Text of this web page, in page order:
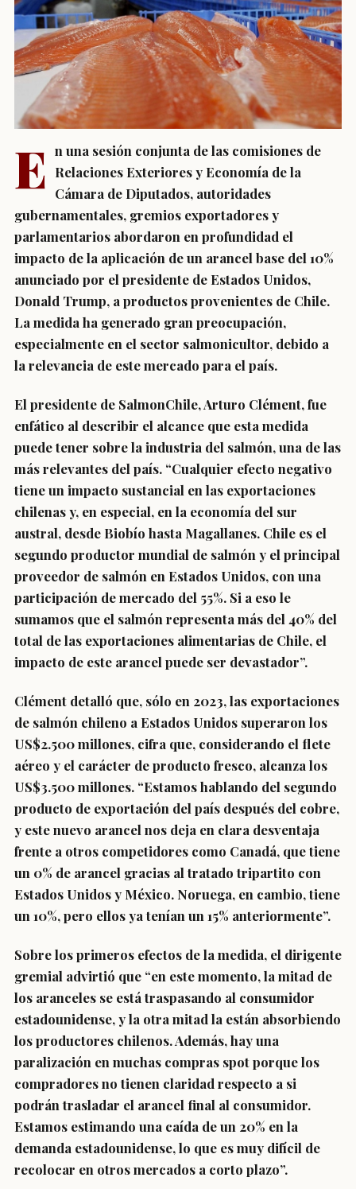
E n una sesión conjunta de las comisiones de
Relaciones Exteriores y Economía de la
Cámara de Diputados, autoridades
gubernamentales, gremios exportadores y
parlamentarios abordaron en profundidad el
impacto de la aplicación de un arancel base del 10%
anunciado por el presidente de Estados Unidos,
Donald Trump, a productos provenientes de Chile.
La medida ha generado gran preocupación,
especialmente en el sector salmonicultor, debido a
la relevancia de este mercado para el país.
El presidente de SalmonChile, Arturo Clément, fue
enfático al describir el alcance que esta medida
puede tener sobre la industria del salmón, una de las
más relevantes del país. “Cualquier efecto negativo
tiene un impacto sustancial en las exportaciones
chilenas y, en especial, en la economía del sur
austral, desde Biobío hasta Magallanes. Chile es el
segundo productor mundial de salmón y el principal
proveedor de salmón en Estados Unidos, con una
participación de mercado del 55%. Si a eso le
sumamos que el salmón representa más del 40% del
total de las exportaciones alimentarias de Chile, el
impacto de este arancel puede ser devastador”.
Clément detalló que, sólo en 2023, las exportaciones
de salmón chileno a Estados Unidos superaron los
US$2.500 millones, cifra que, considerando el flete
aéreo y el carácter de producto fresco, alcanza los
US$3.500 millones. “Estamos hablando del segundo
producto de exportación del país después del cobre,
y este nuevo arancel nos deja en clara desventaja
frente a otros competidores como Canadá, que tiene
un 0% de arancel gracias al tratado tripartito con
Estados Unidos y México. Noruega, en cambio, tiene
un 10%, pero ellos ya tenían un 15% anteriormente”.
Sobre los primeros efectos de la medida, el dirigente
gremial advirtió que “en este momento, la mitad de
los aranceles se está traspasando al consumidor
estadounidense, y la otra mitad la están absorbiendo
los productores chilenos. Además, hay una
paralización en muchas compras spot porque los
compradores no tienen claridad respecto a si
podrán trasladar el arancel final al consumidor.
Estamos estimando una caída de un 20% en la
demanda estadounidense, lo que es muy difícil de
recolocar en otros mercados a corto plazo”.